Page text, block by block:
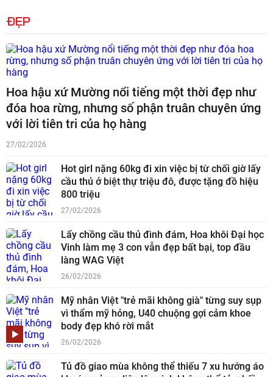
ĐẸP
Hoa hậu xứ Mường nổi tiếng một thời đẹp như
đóa hoa rừng, nhưng số phận truân chuyên ứng
với lời tiên tri của họ hàng
27/02/2026
Hot girl nặng 60kg đi xin việc bị từ chối giờ lấy
cầu thủ ở biệt thự triệu đô, được tặng đồ hiệu
800 triệu
27/02/2026
Lấy chồng cầu thủ đình đám, Hoa khôi Đại học
Vinh làm mẹ 3 con vẫn đẹp bất bại, top đầu
làng WAG Việt
26/02/2026
Mỹ nhân Việt "trẻ mãi không già" từng suy sụp
vì thẩm mỹ hỏng, U40 chuộng gợi cảm khoe
body đẹp khó rời mắt
26/02/2026
Tủ đồ giao mùa không thể thiếu 7 xu hướng áo